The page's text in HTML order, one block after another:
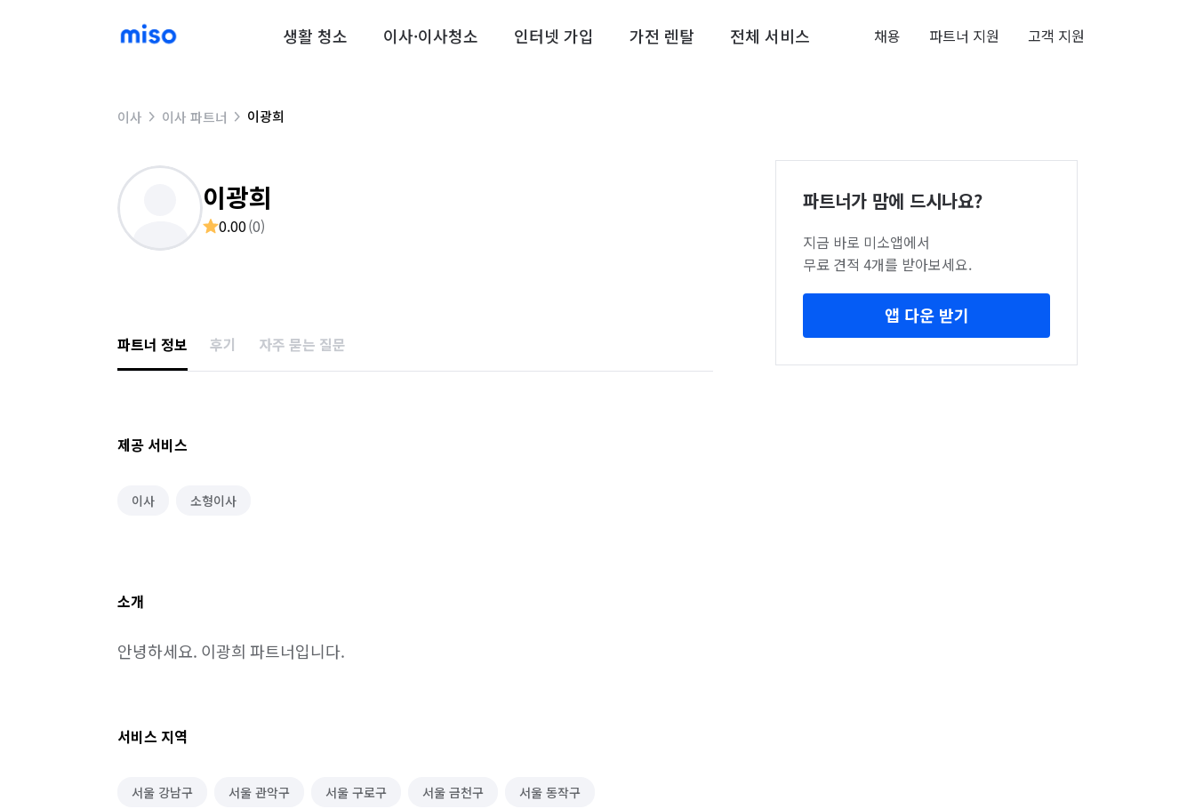
생활 청소 이사·이사청소 인터넷 가입 가전 렌탈 전체 서비스 채용 파트너 지원 고객 지원
이사 이사 파트너 이광희
이광희
0.00(0)
파트너 정보 후기 자주 묻는 질문
제공 서비스
이사 소형이사
소개
안녕하세요. 이광희 파트너입니다.
서비스 지역
서울 강남구 서울 관악구 서울 구로구 서울 금천구 서울 동작구
파트너가 맘에 드시나요?
지금 바로 미소앱에서
무료 견적 4개를 받아보세요.
앱 다운 받기